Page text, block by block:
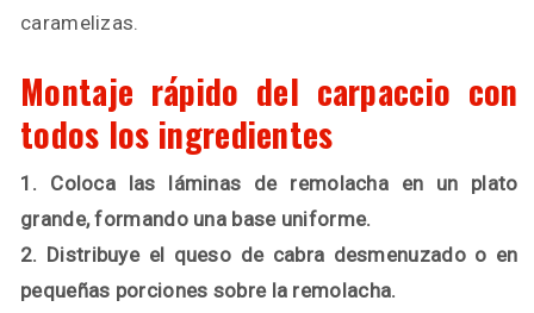
caramelizas.
Montaje rápido del carpaccio con
todos los ingredientes
1. Coloca las láminas de remolacha en un plato
grande, formando una base uniforme.
2. Distribuye el queso de cabra desmenuzado o en
pequeñas porciones sobre la remolacha.